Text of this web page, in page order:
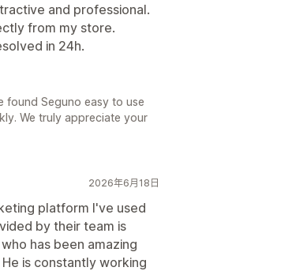
and professional.
from my store.
in 24h.
found Seguno easy to use
We truly appreciate your
2026年6月18日
platform I've used
by their team is
has been amazing
is constantly working